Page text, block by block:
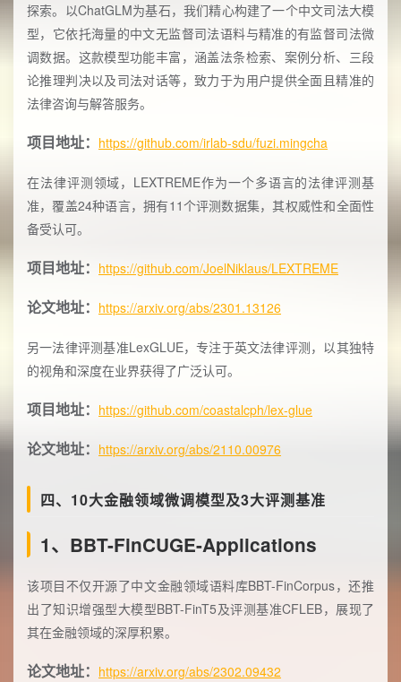
探索。以ChatGLM为基石，我们精心构建了一个中文司法大模
型，它依托海量的中文无监督司法语料与精准的有监督司法微
调数据。这款模型功能丰富，涵盖法条检索、案例分析、三段
论推理判决以及司法对话等，致力于为用户提供全面且精准的
法律咨询与解答服务。
项目地址： https://github.com/irlab-sdu/fuzi.mingcha
在法律评测领域，LEXTREME作为一个多语言的法律评测基
准，覆盖24种语言，拥有11个评测数据集，其权威性和全面性
备受认可。
项目地址： https://github.com/JoelNiklaus/LEXTREME
论文地址： https://arxiv.org/abs/2301.13126
另一法律评测基准LexGLUE，专注于英文法律评测，以其独特
的视角和深度在业界获得了广泛认可。
项目地址： https://github.com/coastalcph/lex-glue
论文地址： https://arxiv.org/abs/2110.00976
四、10大金融领域微调模型及3大评测基准
1、BBT-FinCUGE-Applications
该项目不仅开源了中文金融领域语料库BBT-FinCorpus，还推
出了知识增强型大模型BBT-FinT5及评测基准CFLEB，展现了
其在金融领域的深厚积累。
论文地址： https://arxiv.org/abs/2302.09432